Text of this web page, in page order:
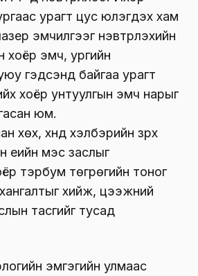
урагт цус юүлэгдэх хам
эмчилгээг нэвтрүүлэхийн
хоёр эмч, ургийн
гэдсэнд байгаа урагт
хоёр унтуулгын эмч нарыг
юм.
хөх, хүнд хэлбэрийн зүрх
үеийн мэс заслыг
тэрбум төгрөгийн тоног
хийж, цээжний
тасгийг тусад
эмгэгийн улмаас